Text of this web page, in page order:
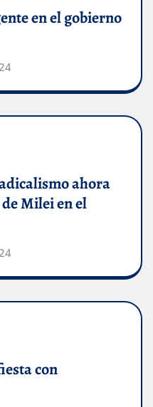
en el gobierno
ahora
Milei en el
con